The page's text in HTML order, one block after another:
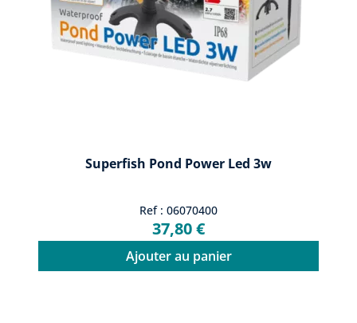
Superfish Pond Power Led 3w
Ref : 06070400
37,80 €
Ajouter au panier